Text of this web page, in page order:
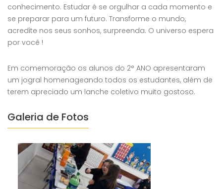
conhecimento. Estudar é se orgulhar a cada momento e
se preparar para um futuro. Transforme o mundo,
acredite nos seus sonhos, surpreenda. O universo espera
por você !
Em comemoração os alunos do 2° ANO apresentaram
um jogral homenageando todos os estudantes, além de
terem apreciado um lanche coletivo muito gostoso.
Galeria de Fotos